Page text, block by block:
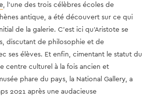
, l'une des trois célèbres écoles de
antique, a été découvert sur ce qui
de la galerie. C'est ici qu'Aristote se
discutant de philosophie et de
ses élèves. Et enfin, cimentant le statut du
centre culturel à la fois ancien et
phare du pays, la National Gallery, a
2021 après une audacieuse